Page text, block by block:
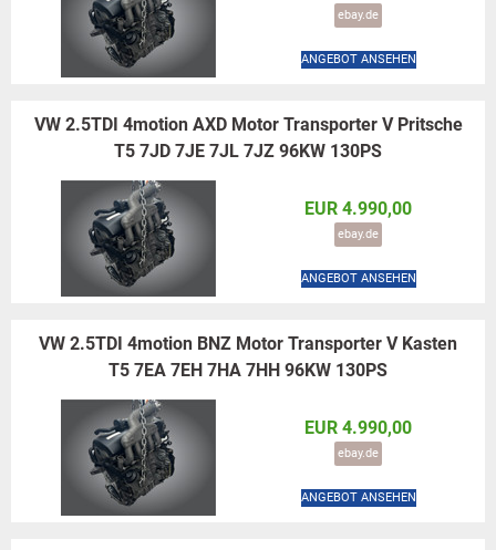
ebay.de
ANGEBOT ANSEHEN
VW 2.5TDI 4motion AXD Motor Transporter V Pritsche
T5 7JD 7JE 7JL 7JZ 96KW 130PS
EUR 4.990,00
ebay.de
ANGEBOT ANSEHEN
VW 2.5TDI 4motion BNZ Motor Transporter V Kasten
T5 7EA 7EH 7HA 7HH 96KW 130PS
EUR 4.990,00
ebay.de
ANGEBOT ANSEHEN